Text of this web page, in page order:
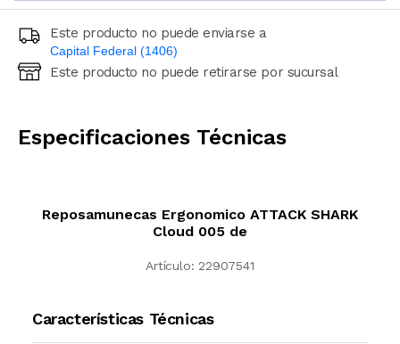
Este producto no puede enviarse a
Capital Federal (1406)
Ingresá código postal (sólo números)
Este producto no puede retirarse por sucursal
Especificaciones Técnicas
Reposamunecas Ergonomico ATTACK SHARK
Cloud 005 de
Artículo: 22907541
Características Técnicas